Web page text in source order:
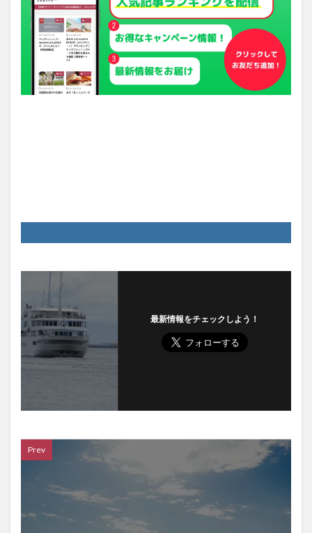
最新情報をチェックしよう！
Prev